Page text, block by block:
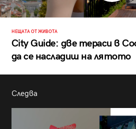
НЕЩАТА ОТ ЖИВОТА
City Guide: две тераси в
да се насладиш на лятото
Следва